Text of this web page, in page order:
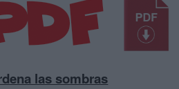
las sombras